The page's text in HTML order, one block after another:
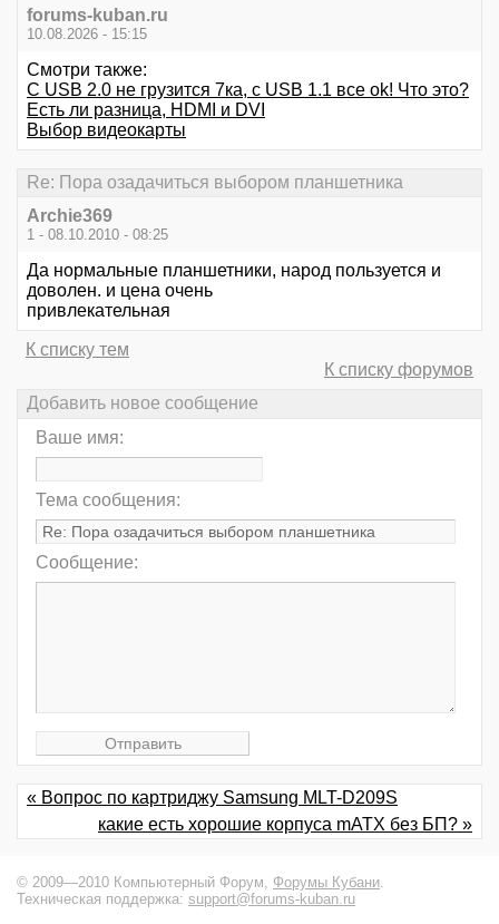
forums-kuban.ru
10.08.2026 - 15:15
Смотри также:
С USB 2.0 не грузится 7ка, с USB 1.1 все оk! Что это?
Есть ли разница, HDMI и DVI
Выбор видеокарты
Re: Пора озадачиться выбором планшетника
Archie369
1 - 08.10.2010 - 08:25
Да нормальные планшетники, народ пользуется и
доволен. и цена очень
привлекательная
К списку тем
К списку форумов
Добавить новое сообщение
Ваше имя:
Тема сообщения:
Сообщение:
« Вопрос по картриджу Samsung MLT-D209S
какие есть хорошие корпуса mATX без БП? »
© 2009—2010 Компьютерный Форум, Форумы Кубани.
Техническая поддержка: support@forums-kuban.ru